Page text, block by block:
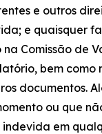
e outros
e quaisquer
Comissão de
bem como
documentos.
ou que
em